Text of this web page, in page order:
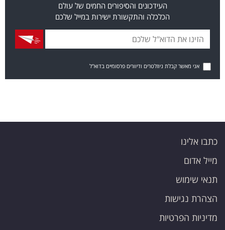
העידכונים והסיפורים החמים של עולם
הכלכלה והתקשורת ישירות במייל שלכם
אני מאשר קבלת ניוזלטרים ודיוורים פרסומיים בדוא"ל
כתבו אלינו
מייל אדום
תנאי שימוש
הצהרת נגישות
מדיניות הפרטיות